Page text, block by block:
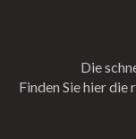
Die
Finden Sie hier